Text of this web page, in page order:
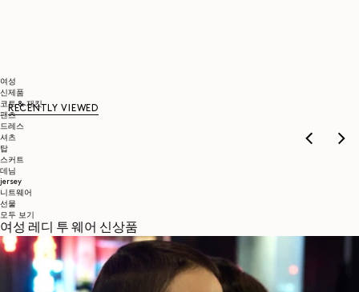
여성
신제품
코트 & 재킷
팬츠
드레스
셔츠
탑
스커트
데님
jersey
니트웨어
선물
모두 보기
여성 레디 투 웨어 신상품
RECENTLY VIEWED